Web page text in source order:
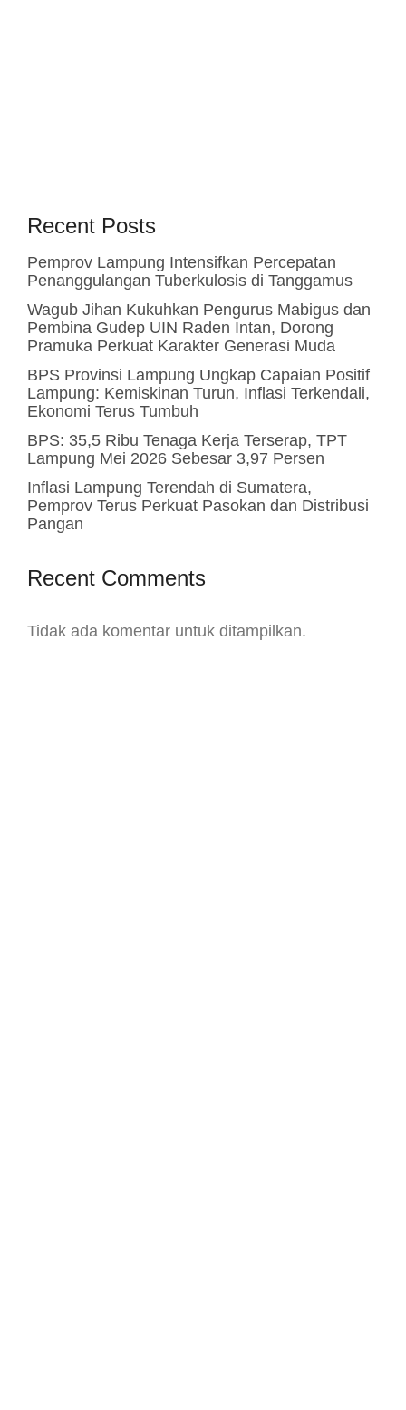
Recent Posts
Pemprov Lampung Intensifkan Percepatan
Penanggulangan Tuberkulosis di Tanggamus
Wagub Jihan Kukuhkan Pengurus Mabigus dan
Pembina Gudep UIN Raden Intan, Dorong
Pramuka Perkuat Karakter Generasi Muda
BPS Provinsi Lampung Ungkap Capaian Positif
Lampung: Kemiskinan Turun, Inflasi Terkendali,
Ekonomi Terus Tumbuh
BPS: 35,5 Ribu Tenaga Kerja Terserap, TPT
Lampung Mei 2026 Sebesar 3,97 Persen
Inflasi Lampung Terendah di Sumatera,
Pemprov Terus Perkuat Pasokan dan Distribusi
Pangan
Recent Comments
Tidak ada komentar untuk ditampilkan.